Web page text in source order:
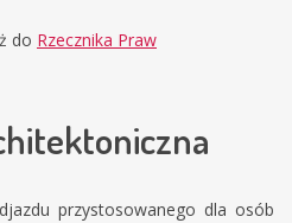
do Rzecznika Praw
przystosowanego dla osób